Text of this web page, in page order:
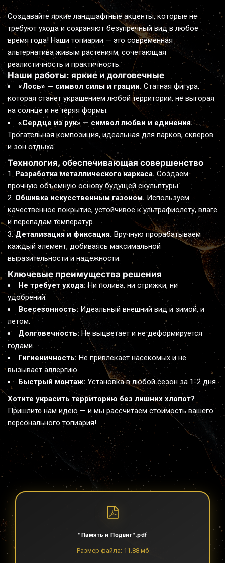
Создавайте яркие ландшафтные акценты, которые не
требуют ухода и сохраняют безупречный вид в любое
время года! Наши топиарии — это современная
альтернатива живым растениям, сочетающая
реалистичность и практичность.
Наши работы: яркие и долговечные
«Лось» — символ силы и грации. Статная фигура,
которая станет украшением любой территории, не выгорая
на солнце и не теряя формы.
«Сердце из рук» — символ любви и единения.
Трогательная композиция, идеальная для парков, скверов
и зон отдыха.
Технология, обеспечивающая совершенство
Разработка металлического каркаса. Создаем
прочную объемную основу будущей скульптуры.
Обшивка искусственным газоном. Используем
качественное покрытие, устойчивое к ультрафиолету, влаге
и перепадам температур.
Детализация и фиксация. Вручную прорабатываем
каждый элемент, добиваясь максимальной
выразительности и надежности.
Ключевые преимущества решения
Не требует ухода: Ни полива, ни стрижки, ни
удобрений.
Всесезонность: Идеальный внешний вид и зимой, и
летом.
Долговечность: Не выцветает и не деформируется
годами.
Гигиеничность: Не привлекает насекомых и не
вызывает аллергию.
Быстрый монтаж: Установка в любой сезон за 1-2 дня.
Хотите украсить территорию без лишних хлопот?
Пришлите нам идею — и мы рассчитаем стоимость вашего
персонального топиария!
"Память и Подвиг".pdf
Размер файла: 11.88 мб